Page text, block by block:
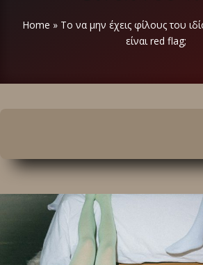
Home » Το να μην έχεις φίλους του
είναι red flag;